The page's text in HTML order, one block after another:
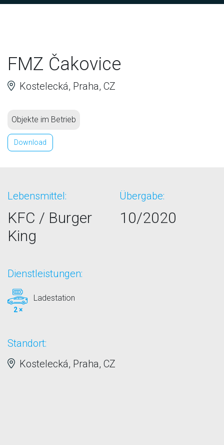
FMZ Čakovice
Kostelecká, Praha, CZ
Objekte im Betrieb
Download
Lebensmittel:
KFC / Burger
King
Übergabe:
10/2020
Dienstleistungen:
2 ×
Ladestation
Standort:
Kostelecká, Praha, CZ